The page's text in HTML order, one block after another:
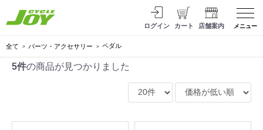
ログイン カート 店舗案内 メニュー
全て パーツ・アクセサリー ペダル
5件の商品が見つかりました